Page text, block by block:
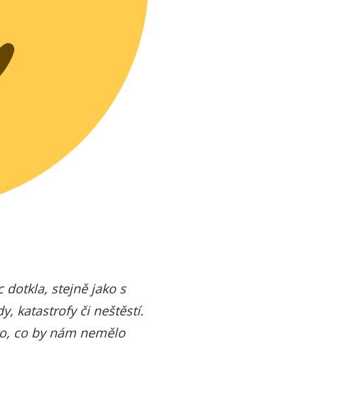
dotkla, stejně jako s
katastrofy či neštěstí.
co by nám nemělo